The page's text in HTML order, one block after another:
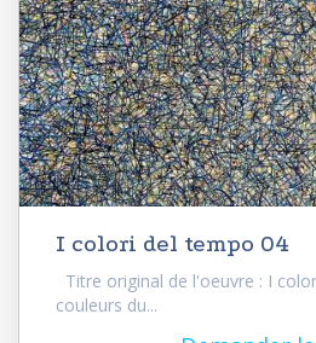
I colori del tempo 04
Titre original de l'oeuvre : I
couleurs du...